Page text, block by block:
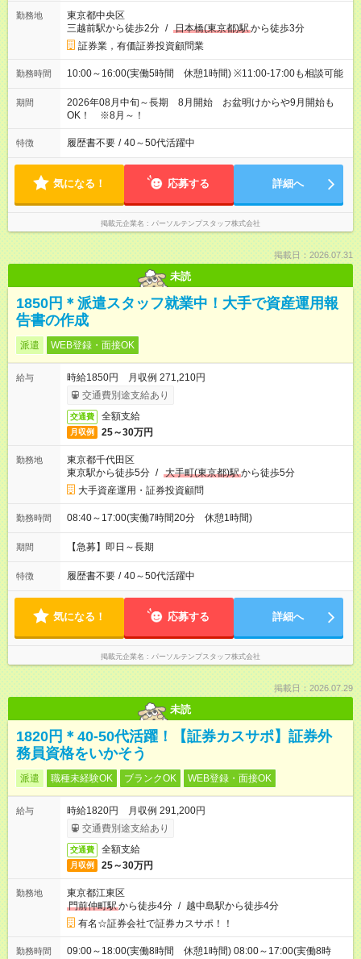
勤務地
東京都中央区
三越前駅から徒歩2分 / 日本橋(東京都)駅から徒歩3分
証券業，有価証券投資顧問業
勤務時間 10:00～16:00(実働5時間 休憩1時間) ※11:00-17:00も相談可能
期間
2026年08月中旬～長期 8月開始 お盆明けからや9月開始も
OK！ ※8月～！
特徴 履歴書不要 / 40～50代活躍中
気になる！ 応募する 詳細へ
掲載元企業名 パーソルテンプスタッフ株式会社
掲載日：2026.07.31
未読
1850円＊派遣スタッフ就業中！大手で資産運用報
告書の作成
派遣 WEB登録・面接OK
給与
時給1850円 月収例 271,210円
交通費別途支給あり
交通費 全額支給
月収例 25～30万円
勤務地
東京都千代田区
東京駅から徒歩5分 / 大手町(東京都)駅から徒歩5分
大手資産運用・証券投資顧問
勤務時間 08:40～17:00(実働7時間20分 休憩1時間)
期間 【急募】即日～長期
特徴 履歴書不要 / 40～50代活躍中
気になる！ 応募する 詳細へ
掲載元企業名 パーソルテンプスタッフ株式会社
掲載日：2026.07.29
未読
1820円＊40-50代活躍！【証券カスサポ】証券外
務員資格をいかそう
派遣 職種未経験OK ブランクOK WEB登録・面接OK
給与
時給1820円 月収例 291,200円
交通費別途支給あり
交通費 全額支給
月収例 25～30万円
勤務地
東京都江東区
門前仲町駅から徒歩4分 / 越中島駅から徒歩4分
有名☆証券会社で証券カスサポ！！
勤務時間
09:00～18:00(実働8時間 休憩1時間) 08:00～17:00(実働8時